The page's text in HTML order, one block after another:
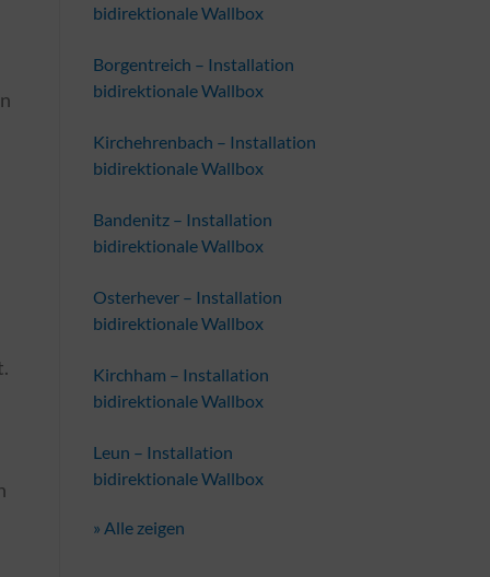
bidirektionale Wallbox
Borgentreich – Installation
bidirektionale Wallbox
Kirchehrenbach – Installation
bidirektionale Wallbox
Bandenitz – Installation
bidirektionale Wallbox
Osterhever – Installation
bidirektionale Wallbox
Kirchham – Installation
bidirektionale Wallbox
Leun – Installation
bidirektionale Wallbox
» Alle zeigen